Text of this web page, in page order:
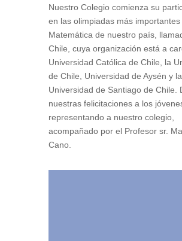
Nuestro Colegio comienza su
en las olimpiadas más importantes
Matemática de nuestro país,
Chile, cuya organización está a
Universidad Católica de Chile, la
de Chile, Universidad de Aysén y la
Universidad de Santiago de Chile.
nuestras felicitaciones a los
representando a nuestro colegio,
acompañado por el Profesor sr.
Cano.